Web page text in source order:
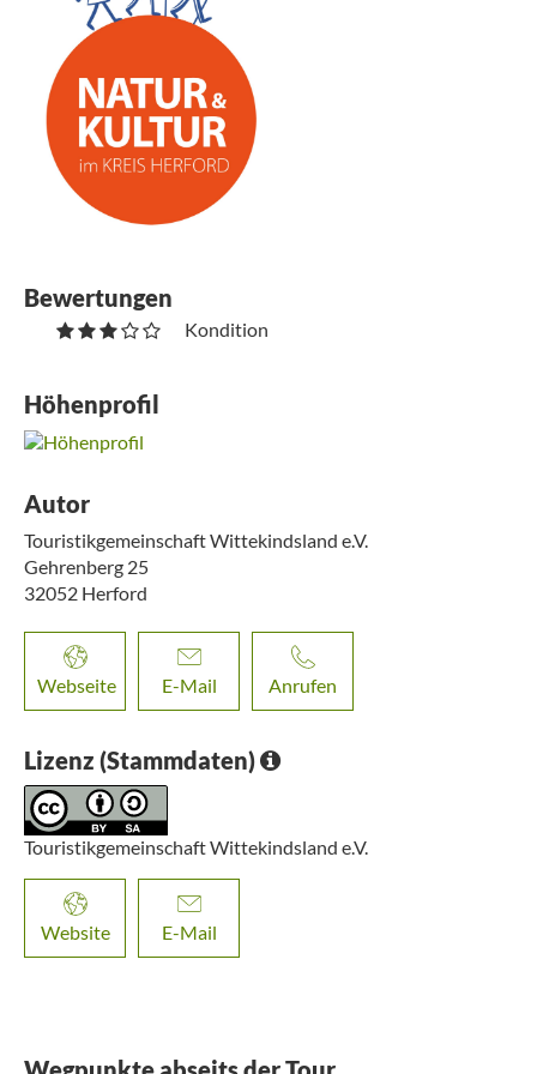
Bewertungen
Kondition
Höhenprofil
Autor
Touristikgemeinschaft Wittekindsland e.V.
Gehrenberg 25
32052 Herford
Webseite E-Mail Anrufen
Lizenz (Stammdaten)
Touristikgemeinschaft Wittekindsland e.V.
Website E-Mail